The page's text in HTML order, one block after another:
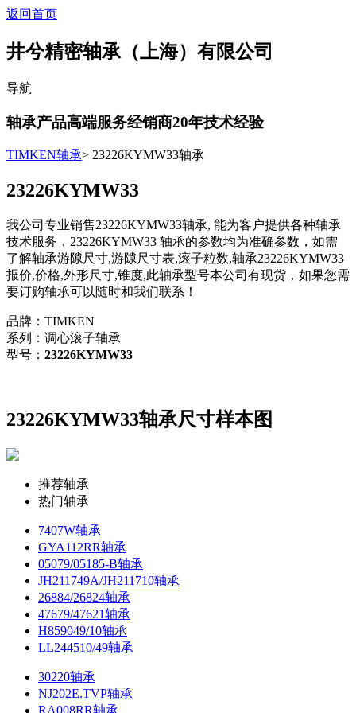
返回首页
井兮精密轴承（上海）有限公司
导航
轴承产品高端服务经销商20年技术经验
TIMKEN轴承> 23226KYMW33轴承
23226KYMW33
我公司专业销售23226KYMW33轴承, 能为客户提供各种轴承
技术服务，23226KYMW33 轴承的参数均为准确参数，如需
了解轴承游隙尺寸,游隙尺寸表,滚子粒数,轴承23226KYMW33
报价,价格,外形尺寸,锥度,此轴承型号本公司有现货，如果您需
要订购轴承可以随时和我们联系！
品牌：TIMKEN
系列：调心滚子轴承
型号： 23226KYMW33
23226KYMW33轴承尺寸样本图
推荐轴承
热门轴承
7407W轴承
GYA112RR轴承
05079/05185-B轴承
JH211749A/JH211710轴承
26884/26824轴承
47679/47621轴承
H859049/10轴承
LL244510/49轴承
30220轴承
NJ202E.TVP轴承
RA008RR轴承